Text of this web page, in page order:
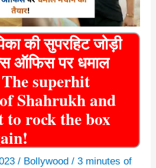
की सुपरहिट जोड़ी
ऑफिस पर धमाल
The superhit
Shahrukh and
to rock the box
/ Bollywood/ 3 minutes of